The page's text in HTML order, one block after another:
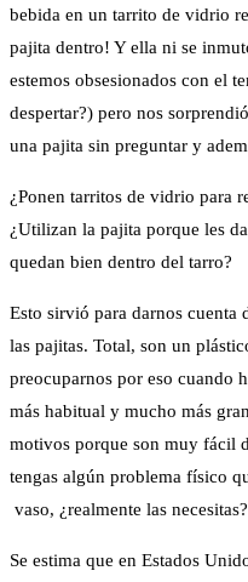
bebida en un tarrito de vidrio
pajita dentro! Y ella ni se
estemos obsesionados con el
despertar?) pero nos
una pajita sin preguntar y
¿Ponen tarritos de vidrio para
¿Utilizan la pajita porque les
quedan bien dentro del tarro?
Esto sirvió para darnos cuenta
las pajitas. Total, son un
preocuparnos por eso cuando
más habitual y mucho más
motivos porque son muy fácil
tengas algún problema físico
vaso, ¿realmente las necesitas?
Se estima que en Estados